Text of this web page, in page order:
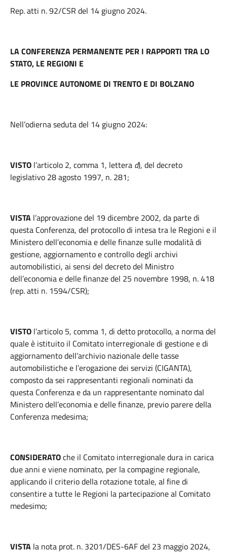
Rep. atti n. 92/CSR del 14 giugno 2024.
LA CONFERENZA PERMANENTE PER I RAPPORTI TRA LO
STATO, LE REGIONI E
LE PROVINCE AUTONOME DI TRENTO E DI BOLZANO
Nell’odierna seduta del 14 giugno 2024:
VISTO l’articolo 2, comma 1, lettera d), del decreto
legislativo 28 agosto 1997, n. 281;
VISTA l’approvazione del 19 dicembre 2002, da parte di
questa Conferenza, del protocollo di intesa tra le Regioni e il
Ministero dell’economia e delle finanze sulle modalità di
gestione, aggiornamento e controllo degli archivi
automobilistici, ai sensi del decreto del Ministro
dell’economia e delle finanze del 25 novembre 1998, n. 418
(rep. atti n. 1594/CSR);
VISTO l’articolo 5, comma 1, di detto protocollo, a norma del
quale è istituito il Comitato interregionale di gestione e di
aggiornamento dell’archivio nazionale delle tasse
automobilistiche e l’erogazione dei servizi (CIGANTA),
composto da sei rappresentanti regionali nominati da
questa Conferenza e da un rappresentante nominato dal
Ministero dell’economia e delle finanze, previo parere della
Conferenza medesima;
CONSIDERATOche il Comitato interregionale dura in carica
due anni e viene nominato, per la compagine regionale,
applicando il criterio della rotazione totale, al fine di
consentire a tutte le Regioni la partecipazione al Comitato
medesimo;
VISTA la nota prot. n. 3201/DES-6AF del 23 maggio 2024,